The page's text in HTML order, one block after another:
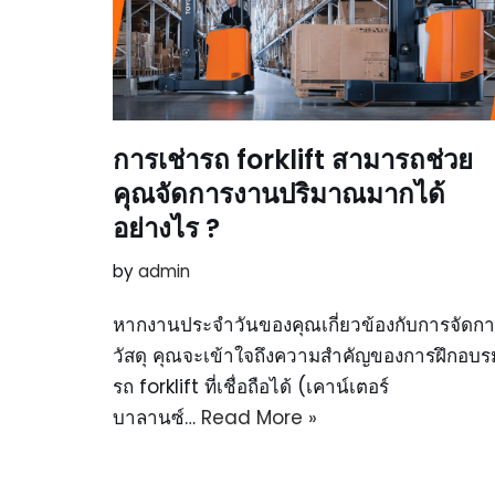
การเช่ารถ forklift สามารถช่วย
คุณจัดการงานปริมาณมากได้
อย่างไร ?
byadmin
หากงานประจำวันของคุณเกี่ยวข้องกับการจัดก
วัสดุ คุณจะเข้าใจถึงความสำคัญของการฝึกอบ
รถ forklift ที่เชื่อถือได้ (เคาน์เตอร์
บาลานซ์… Read More »